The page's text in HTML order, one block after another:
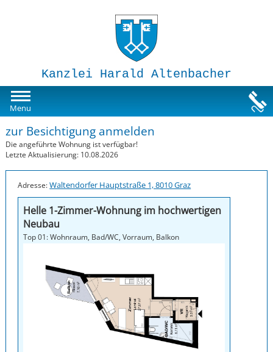
Kanzlei Harald Altenbacher
Menu
Susi-Sorglos Anlegerwohnungen
Impressum
zur Besichtigung anmelden
Die angeführte Wohnung ist verfügbar!
Letzte Aktualisierung: 10.08.2026
Adresse:Waltendorfer Hauptstraße 1, 8010 Graz
Helle 1-Zimmer-Wohnung im hochwertigen
Neubau
Top 01: Wohnraum, Bad/WC, Vorraum, Balkon